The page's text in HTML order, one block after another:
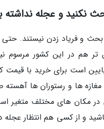
نکنید و عجله نداشته
و فریاد زدن نیستند. حتی
تر هم در این کشور مرسوم
است برای خرید با قیمت
مغازه ها و رستوران ها
در مکان های مختلف متغیر
و از کسی هم انتظار عجله